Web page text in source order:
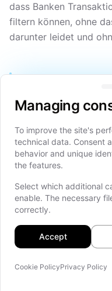
dass Banken
filtern können, ohne
darunter leidet und
Telum-Chip von
Transaktionen in
Modelle ausgeführt
bei einer
Millionen US-Dollar
können.
Umbrella-
und KI-
Managing consent
Managing
To improve the site's
technical data. Consent
behavior and unique
the features.
Select which additional
enable. The necessary
correctly.
Accept
Cookie PolicyPrivacy Policy